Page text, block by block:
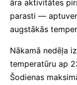
āra aktivitātes
parasti —
augstākās
Nākamā nedēļa
temperatūru ap
Šodienas